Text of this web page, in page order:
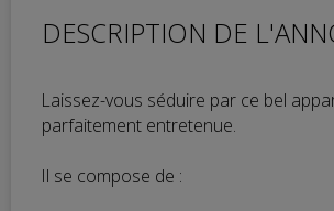
DESCRIPTION DE
Laissez-vous séduire par ce bel
parfaitement entretenue.
Il se compose de :